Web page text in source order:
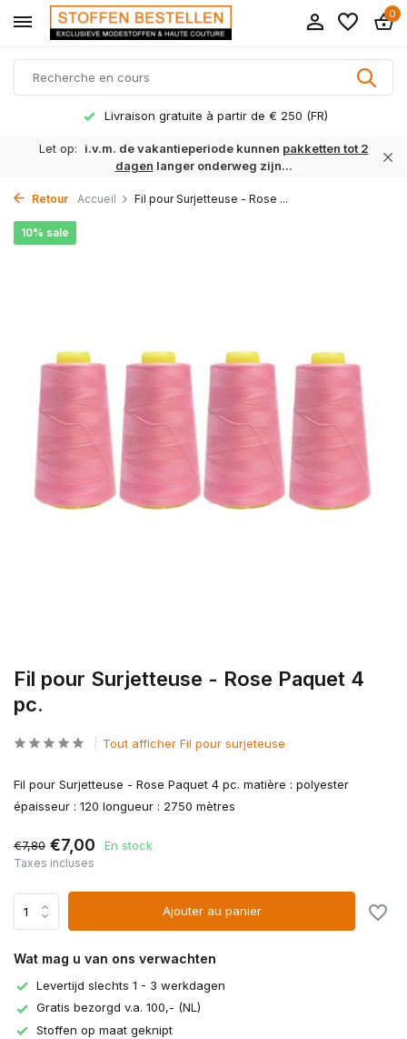
0
Livraison gratuite à partir de € 250 (FR)
Let op: i.v.m. de vakantieperiode kunnen pakketten tot 2
dagen langer onderweg zijn...
Retour Accueil Fil pour Surjetteuse - Rose ...
Fil pour Surjetteuse - Rose Paquet 4
pc.
10% sale
Tout afficher Fil pour surjeteuse
Fil pour Surjetteuse - Rose Paquet 4 pc. matière : polyester
épaisseur : 120 longueur : 2750 mètres
€7,80 €7,00 En stock
Taxes incluses
Ajouter au panier
Wat mag u van ons verwachten
Levertijd slechts 1 - 3 werkdagen
Gratis bezorgd v.a. 100,- (NL)
Stoffen op maat geknipt